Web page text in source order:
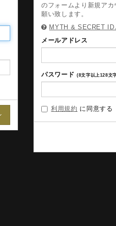
のフォームより新規ア
願い致します。
MYTH & SECRET ID
メールアドレス
パスワード (8文字以上128文
利用規約 に同意する